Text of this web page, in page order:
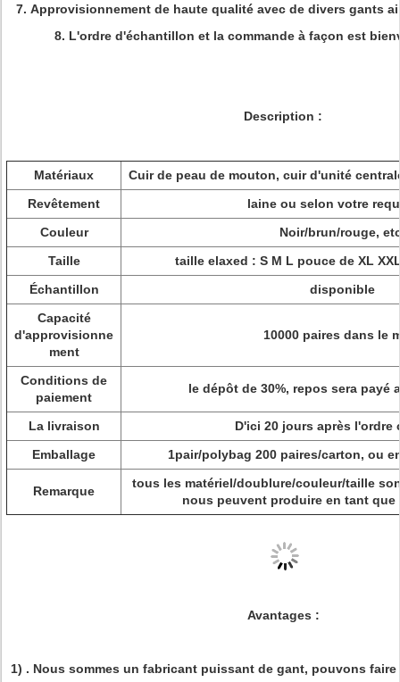
7. Approvisionnement de haute qualité avec de divers gants
8. L'ordre d'échantillon et la commande à façon est
Description :
Matériaux
Cuir de peau de mouton, cuir d'unité
Revêtement
laine ou selon votre
Couleur
Noir/brun/rouge,
Taille
taille elaxed : S M L pouce de XL
Échantillon
disponible
Capacité
d'approvisionne
ment
10000 paires dans le
Conditions de
paiement
le dépôt de 30%, repos sera payé
La livraison
D'ici 20 jours après l'ordre
Emballage
1pair/polybag 200 paires/carton, ou
Remarque
tous les matériel/doublure/couleur/taille
nous peuvent produire en tant
Avantages :
1) . Nous sommes un fabricant puissant de gant, pouvons